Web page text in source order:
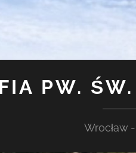
PW.
Wrocław